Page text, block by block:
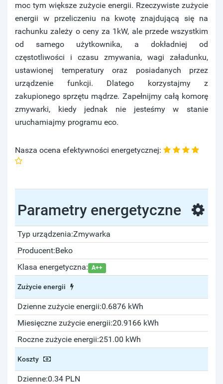
moc tym większe zużycie energii. Rzeczywiste zużycie
energii w przeliczeniu na kwotę znajdującą się na
rachunku zależy o ceny za 1kW, ale przede wszystkim
od samego użytkownika, a dokładniej od
częstotliwości i czasu zmywania, wagi załadunku,
ustawionej temperatury oraz posiadanych przez
urządzenie funkcji. Dlatego korzystajmy z
zakupionego sprzętu mądrze. Zapełnijmy całą komorę
zmywarki, kiedy jednak nie jesteśmy w stanie
uruchamiajmy programu eco.
Nasza ocena efektywności energetycznej:
Parametry energetyczne
Typ urządzenia:Zmywarka
Producent:Beko
Klasa energetyczna: A++
Zużycie energii
Dzienne zużycie energii:0.6876 kWh
Miesięczne zużycie energii:20.9166 kWh
Roczne zużycie energii:251.00 kWh
Koszty
Dzienne:0.34 PLN